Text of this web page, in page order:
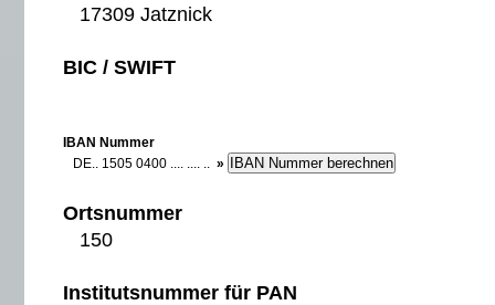
17309 Jatznick
BIC / SWIFT
IBAN Nummer
DE.. 1505 0400 .... .... .. »
Ortsnummer
150
Institutsnummer für PAN